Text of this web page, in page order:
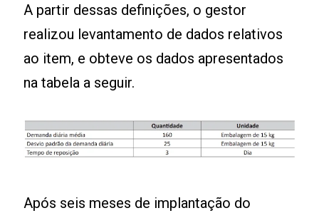
A partir dessas definições, o gestor
realizou levantamento de dados relativos
ao item, e obteve os dados apresentados
na tabela a seguir.
Após seis meses de implantação do